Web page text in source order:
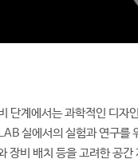
단계에서는 과학적인 디자
실에서의 실험과 연구를
장비 배치 등을 고려한 공간